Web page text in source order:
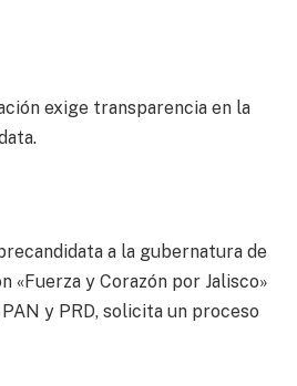
exige transparencia en la
a la gubernatura de
«Fuerza y Corazón por Jalisco»
y PRD, solicita un proceso